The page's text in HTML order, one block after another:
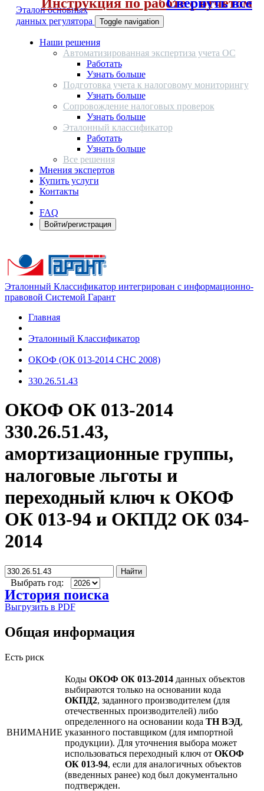
Эталон основных
данных регулятора
Toggle navigation
Наши решения
Автоматизированная экспертиза учета ОС
Работать
Узнать больше
Подготовка учета к налоговому мониторингу
Узнать больше
Сопровождение налоговых проверок
Узнать больше
Эталонный классификатор
Работать
Узнать больше
Все решения
Мнения экспертов
Купить услуги
Контакты
FAQ
Войти/регистрация
Эталонный Классификатор интегрирован с информационно-
правовой Системой Гарант
Главная
Эталонный Классификатор
ОКОФ (ОК 013-2014 СНС 2008)
330.26.51.43
ОКОФ ОК 013-2014
330.26.51.43,
амортизационные группы,
налоговые льготы и
переходный ключ к ОКОФ
ОК 013-94 и ОКПД2 ОК 034-
2014
Найти
Выбрать год:
История поиска
Выгрузить в PDF
Общая информация
Есть риск
ВНИМАНИЕ
Коды ОКОФ ОК 013-2014 данных объектов
выбираются только на основании кода
ОКПД2, заданного производителем (для
отечественных производителей) либо
определенного на основании кода ТН ВЭД,
указанного поставщиком (для импортной
продукции). Для уточнения выбора может
использоваться переходный ключ от ОКОФ
ОК 013-94, если для аналогичных объектов
(введенных ранее) код был документально
подтвержден.